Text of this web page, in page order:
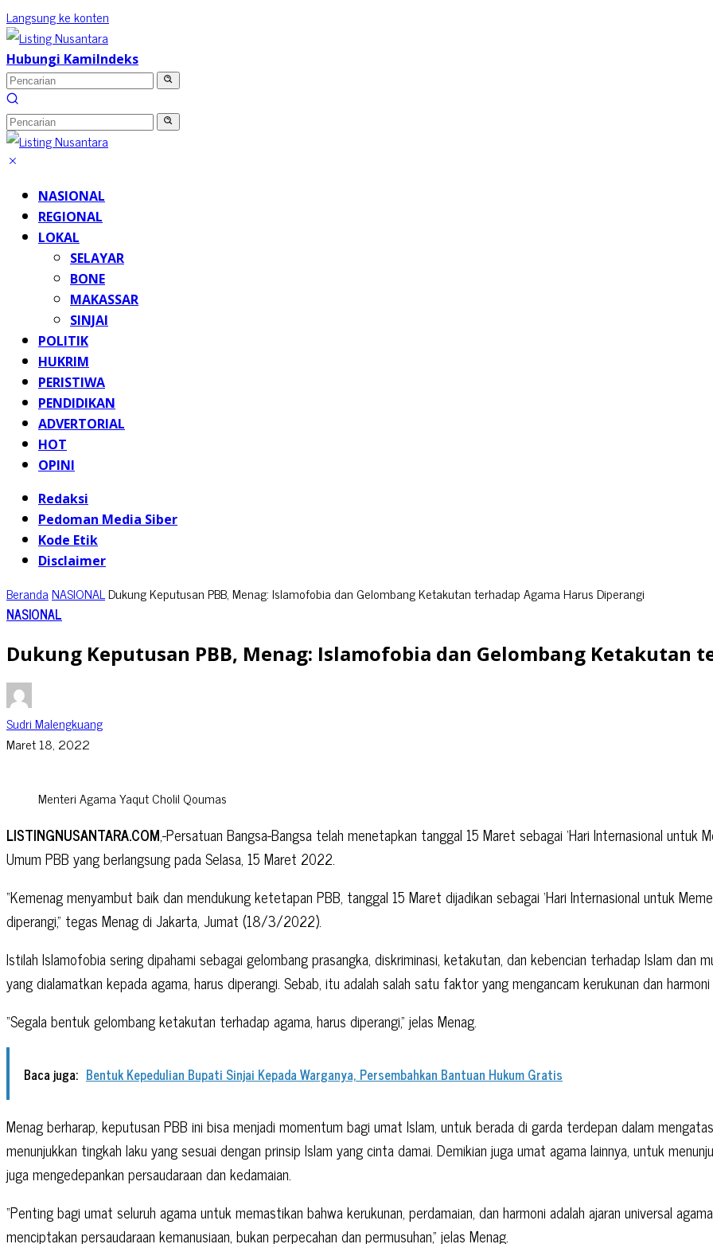
Langsung ke konten
Hubungi KamiIndeks
NASIONAL
REGIONAL
LOKAL
SELAYAR
BONE
MAKASSAR
SINJAI
POLITIK
HUKRIM
PERISTIWA
PENDIDIKAN
ADVERTORIAL
HOT
OPINI
Redaksi
Pedoman Media Siber
Kode Etik
Disclaimer
BerandaNASIONALDukung Keputusan PBB, Menag: Islamofobia dan Gelombang Ketakutan terhadap Agama Harus Diperangi
NASIONAL
Dukung Keputusan PBB, Menag: Islamofobia dan Gelombang Ketakutan
Sudri Malengkuang
Maret 18, 2022
Menteri Agama Yaqut Cholil Qoumas
LISTINGNUSANTARA.COM,-Persatuan Bangsa-Bangsa telah menetapkan tanggal 15 Maret sebagai ‘Hari Internasional untuk
Umum PBB yang berlangsung pada Selasa, 15 Maret 2022.
“Kemenag menyambut baik dan mendukung ketetapan PBB, tanggal 15 Maret dijadikan sebagai ‘Hari Internasional untuk
diperangi,” tegas Menag di Jakarta, Jumat (18/3/2022).
Istilah Islamofobia sering dipahami sebagai gelombang prasangka, diskriminasi, ketakutan, dan kebencian terhadap Islam dan
yang dialamatkan kepada agama, harus diperangi. Sebab, itu adalah salah satu faktor yang mengancam kerukunan dan
“Segala bentuk gelombang ketakutan terhadap agama, harus diperangi,” jelas Menag.
Baca juga: Bentuk Kepedulian Bupati Sinjai Kepada Warganya, Persembahkan Bantuan Hukum Gratis
Menag berharap, keputusan PBB ini bisa menjadi momentum bagi umat Islam, untuk berada di garda terdepan dalam
menunjukkan tingkah laku yang sesuai dengan prinsip Islam yang cinta damai. Demikian juga umat agama lainnya, untuk
juga mengedepankan persaudaraan dan kedamaian.
“Penting bagi umat seluruh agama untuk memastikan bahwa kerukunan, perdamaian, dan harmoni adalah ajaran universal
menciptakan persaudaraan kemanusiaan, bukan perpecahan dan permusuhan,” jelas Menag.